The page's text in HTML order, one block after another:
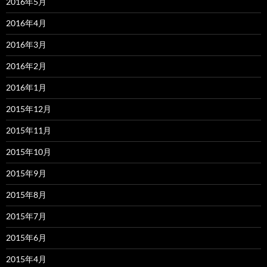
2016年4月
2016年3月
2016年2月
2016年1月
2015年12月
2015年11月
2015年10月
2015年9月
2015年8月
2015年7月
2015年6月
2015年4月